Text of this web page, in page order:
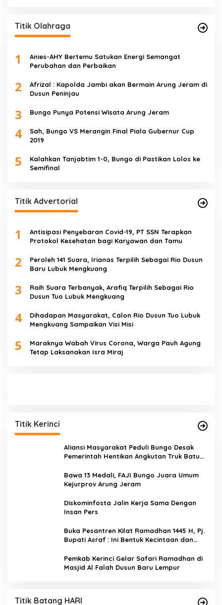
Titik Olahraga
1
Anies-AHY Bertemu Satukan Energi Semangat
Perubahan dan Perbaikan
2
Afrizal : Kapolda Jambi akan Bermain Arung Jeram di
Dusun Peninjau
3 Bungo Punya Potensi Wisata Arung Jeram
4
Sah, Bungo VS Merangin Final Piala Gubernur Cup
2019
5
Kalahkan Tanjabtim 1-0, Bungo di Pastikan Lolos ke
Semifinal
Titik Advertorial
1
Antisipasi Penyebaran Covid-19, PT SSN Terapkan
Protokol Kesehatan bagi Karyawan dan Tamu
2
Peroleh 141 Suara, Irianas Terpilih Sebagai Rio Dusun
Baru Lubuk Mengkuang
3
Raih Suara Terbanyak, Arafiq Terpilih Sebagai Rio
Dusun Tuo Lubuk Mengkuang
4
Dihadapan Masyarakat, Calon Rio Dusun Tuo Lubuk
Mengkuang Sampaikan Visi Misi
5
Maraknya Wabah Virus Corona, Warga Pauh Agung
Tetap Laksanakan Isra Miraj
Titik Kerinci
Aliansi Masyarakat Peduli Bungo Desak
Pemerintah Hentikan Angkutan Truk Batu
Bawa 13 Medali, FAJI Bungo Juara Umum
Kejurprov Arung Jeram
Diskominfosta Jalin Kerja Sama Dengan
Insan Pers
Buka Pesantren Kilat Ramadhan 1445 H, Pj.
Bupati Asraf : Ini Bentuk Kecintaan dan
Kerinci
Pemkab Kerinci Gelar Safari Ramadhan di
Masjid Al Falah Dusun Baru Lempur
Titik Batang HARI